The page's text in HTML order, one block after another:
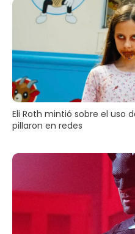
Eli Roth mintió sobre el uso
pillaron en redes